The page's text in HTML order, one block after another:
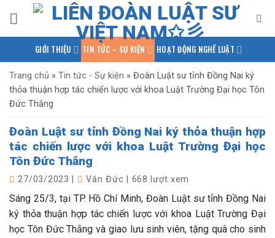
qua
nội
GIỚI THIỆU TIN TỨC – SỰ KIỆN HOẠT ĐỘNG NGHỀ LUẬT
PHÁP LUẬT QUỐC TẾ NGHIÊN CỨU – TRAO ĐỔI
KIẾN THỨC PHÁP LUẬT
Trang chủ » Tin tức - Sự kiện » Đoàn Luật sư tỉnh Đồng Nai ký
thỏa thuận hợp tác chiến lược với khoa Luật Trường Đại học Tôn
Đức Thắng
Đoàn Luật sư tỉnh Đồng Nai ký thỏa thuận hợp
tác chiến lược với khoa Luật Trường Đại học
Tôn Đức Thắng
27/03/2023 Văn Đức 668 lượt xem
Sáng 25/3, tại TP. Hồ Chí Minh, Đoàn Luật sư tỉnh Đồng Nai
ký thỏa thuận hợp tác chiến lược với khoa Luật Trường Đại
học Tôn Đức Thắng và giao lưu sinh viên, tặng quà cho sinh